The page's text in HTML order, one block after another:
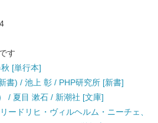
す
[単行本]
書) / 池上 彰 / PHP研究所 [新書]
/ 夏目 漱石 / 新潮社 [文庫]
ードリヒ・ヴィルヘルム・ニーチェ、